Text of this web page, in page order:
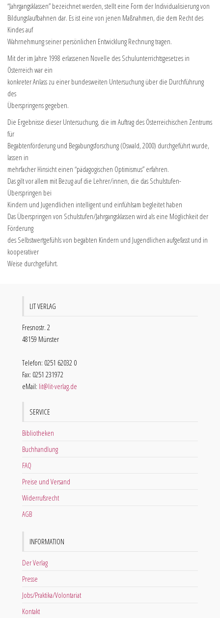
“Jahrgangsklassen” bezeichnet werden, stellt eine Form der Individualisierung von
Bildungslaufbahnen dar. Es ist eine von jenen Maßnahmen, die dem Recht des
Kindes auf
Wahrnehmung seiner persönlichen Entwicklung Rechnung tragen.
Mit der im Jahre 1998 erlassenen Novelle des Schulunterrichtsgesetzes in
Österreich war ein
konkreter Anlass zu einer bundesweiten Untersuchung über die Durchführung
des
Überspringens gegeben.
Die Ergebnisse dieser Untersuchung, die im Auftrag des Österreichischen Zentrums
für
Begabtenförderung und Begabungsforschung (Oswald, 2000) durchgeführt wurde,
lassen in
mehrfacher Hinsicht einen “pädagogischen Optimismus” erfahren.
Das gilt vor allem mit Bezug auf die Lehrer/innen, die das Schulstufen-
Überspringen bei
Kindern und Jugendlichen intelligent und einfühlsam begleitet haben
Das Überspringen von Schulstufen/Jahrgangsklassen wird als eine Möglichkeit der
Förderung
des Selbstwertgefühls von begabten Kindern und Jugendlichen aufgefasst und in
kooperativer
Weise durchgeführt.
LIT VERLAG
Fresnostr. 2
48159 Münster
Telefon: 0251 62032 0
Fax: 0251 231972
eMail: lit@lit-verlag.de
SERVICE
Bibliotheken
Buchhandlung
FAQ
Preise und Versand
Widerrufsrecht
AGB
INFORMATION
Der Verlag
Presse
Jobs/Praktika/Volontariat
Kontakt